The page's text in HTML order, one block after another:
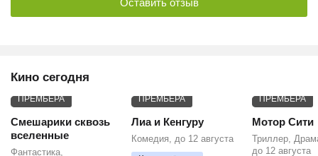
Оставить отзыв
Кино сегодня
ПРЕМЬЕРА
Смешарики сквозь
вселенные
Фантастика,
ПРЕМЬЕРА
Лиа и Кенгуру
Комедия, до 12 августа
ПРЕМЬЕРА
Мотор Сити
Триллер,
до 12 августа